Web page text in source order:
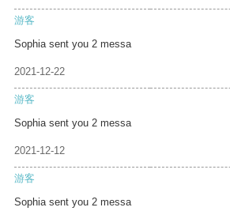
游客
Sophia sent you 2 messa
2021-12-22
游客
Sophia sent you 2 messa
2021-12-12
游客
Sophia sent you 2 messa